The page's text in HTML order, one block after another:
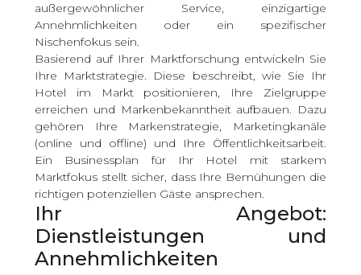
außergewöhnlicher Service, einzigartige
Annehmlichkeiten oder ein spezifischer
Nischenfokus sein.
Basierend auf Ihrer Marktforschung entwickeln Sie
Ihre Marktstrategie. Diese beschreibt, wie Sie Ihr
Hotel im Markt positionieren, Ihre Zielgruppe
erreichen und Markenbekanntheit aufbauen. Dazu
gehören Ihre Markenstrategie, Marketingkanäle
(online und offline) und Ihre Öffentlichkeitsarbeit.
Ein Businessplan für Ihr Hotel mit starkem
Marktfokus stellt sicher, dass Ihre Bemühungen die
richtigen potenziellen Gäste ansprechen.
Ihr Angebot:
Dienstleistungen und
Annehmlichkeiten